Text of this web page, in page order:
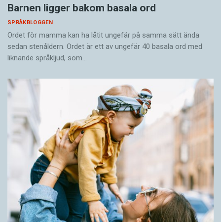
Barnen ligger bakom basala ord
SPRÅKBLOGGEN
Ordet för mamma kan ha låtit ungefär på samma sätt ända
sedan stenåldern. Ordet är ett av ungefär 40 basala ord med
liknande språkljud, som…